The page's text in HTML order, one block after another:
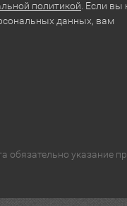
политикой. Если вы
данных, вам
обязательно указание